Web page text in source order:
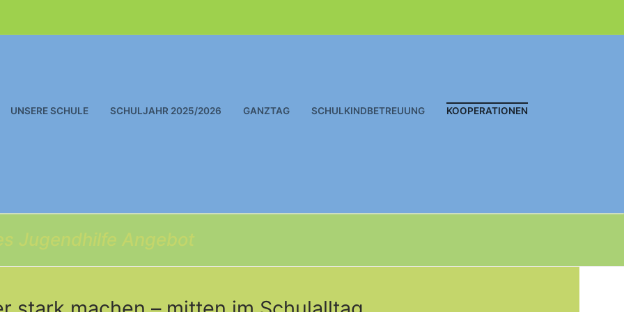
UNSERE SCHULE SCHULJAHR 2025/2026 GANZTAG SCHULKINDBETREUUNG KOOPERATIONEN
Jugendhilfe Angebot